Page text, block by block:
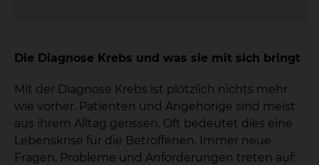
Die Diagnose Krebs und was sie mit sich bringt
Mit der Diagnose Krebs ist plötzlich nichts mehr
wie vorher. Patienten und Angehörige sind meist
aus ihrem Alltag gerissen. Oft bedeutet dies eine
Lebenskrise für die Betroffenen. Immer neue
Fragen, Probleme und Anforderungen treten auf: